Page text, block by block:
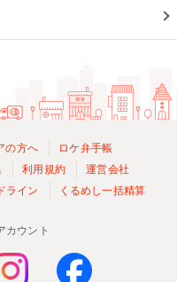
の方へ
ロケ弁手帳
利用規約
運営会社
ライン くるめし一括精算
カウント